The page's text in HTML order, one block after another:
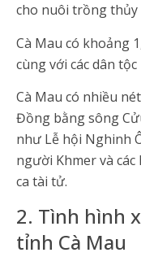
cho nuôi trồng thủy
Cà Mau có khoảng
cùng với các dân
Cà Mau có nhiều
Đồng bằng sông
như Lễ hội Nghinh
người Khmer và
ca tài tử.
2. Tình hình
tỉnh Cà Mau